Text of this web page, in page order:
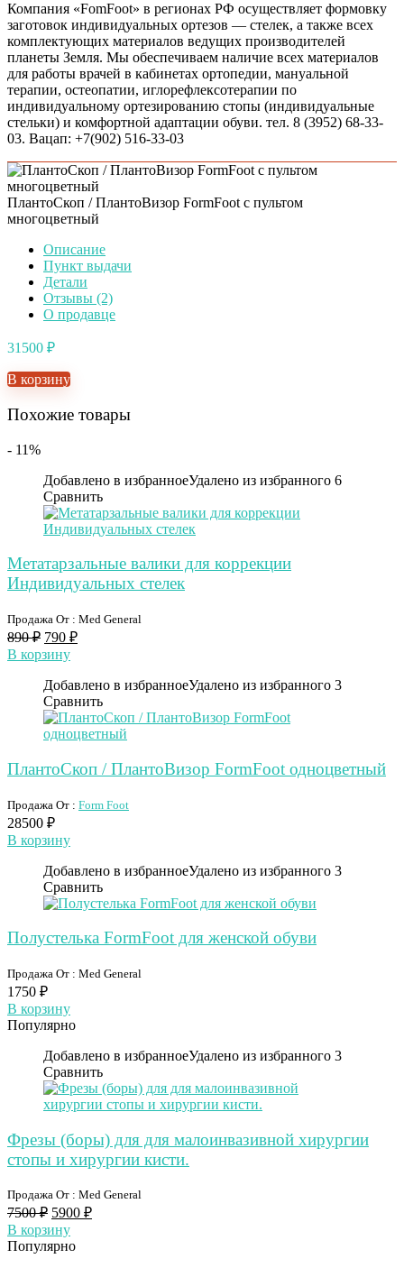
Компания «FomFoot» в регионах РФ осуществляет формовку
заготовок индивидуальных ортезов — стелек, а также всех
комплектующих материалов ведущих производителей
планеты Земля. Мы обеспечиваем наличие всех материалов
для работы врачей в кабинетах ортопедии, мануальной
терапии, остеопатии, иглорефлексотерапии по
индивидуальному ортезированию стопы (индивидуальные
стельки) и комфортной адаптации обуви. тел. 8 (3952) 68-33-
03. Вацап: +7(902) 516-33-03
ПлантоСкоп / ПлантоВизор FormFoot с пультом
многоцветный
Описание
Пункт выдачи
Детали
Отзывы (2)
О продавце
31500 ₽
В корзину
Похожие товары
- 11%
Добавлено в избранноеУдалено из избранного 6
Сравнить
Метатарзальные валики для коррекции
Индивидуальных стелек
Продажа От : Med General
890₽ 790 ₽
В корзину
Добавлено в избранноеУдалено из избранного 3
Сравнить
ПлантоСкоп / ПлантоВизор FormFoot одноцветный
Продажа От : Form Foot
28500 ₽
В корзину
Добавлено в избранноеУдалено из избранного 3
Сравнить
Полустелька FormFoot для женской обуви
Продажа От : Med General
1750 ₽
В корзину
Популярно
Добавлено в избранноеУдалено из избранного 3
Сравнить
Фрезы (боры) для для малоинвазивной хирургии
стопы и хирургии кисти.
Продажа От : Med General
7500₽ 5900 ₽
В корзину
Популярно